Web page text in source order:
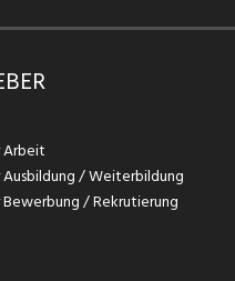
/ Weiterbildung
/ Rekrutierung